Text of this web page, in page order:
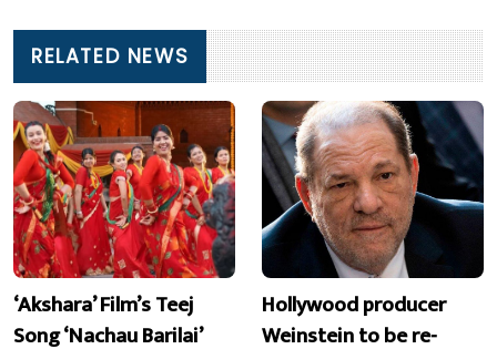
RELATED NEWS
‘Akshara’ Film’s Teej
Song ‘Nachau Barilai’
Hollywood producer
Weinstein to be re-